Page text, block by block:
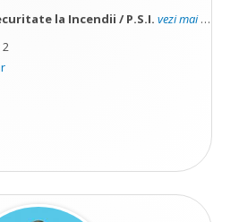
la Incendii / P.S.I. vezi mai mult